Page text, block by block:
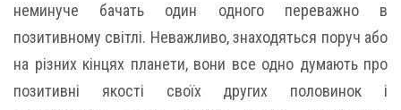
неминуче бачать один одного переважно в
позитивному світлі. Неважливо, знаходяться поруч або
на різних кінцях планети, вони все одно думають про
позитивні якості своїх других половинок і